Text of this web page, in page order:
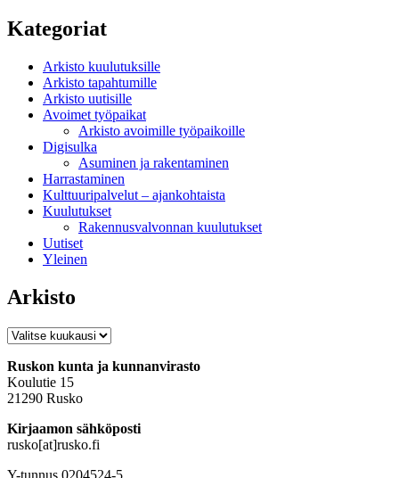
Kategoriat
Arkisto kuulutuksille
Arkisto tapahtumille
Arkisto uutisille
Avoimet työpaikat
Arkisto avoimille työpaikoille
Digisulka
Asuminen ja rakentaminen
Harrastaminen
Kulttuuripalvelut – ajankohtaista
Kuulutukset
Rakennusvalvonnan kuulutukset
Uutiset
Yleinen
Arkisto
Arkisto
Ruskon kunta ja kunnanvirasto
Koulutie 15
21290 Rusko
Kirjaamon sähköposti
rusko[at]rusko.fi
Y-tunnus 0204524-5